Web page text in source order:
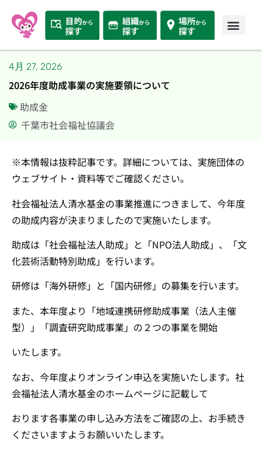
4月 27, 2026
2026年度助成事業の実施要領について
助成金
千葉市社会福祉協議会
※本情報は抜粋記事です。詳細については、実施団体の
ウェブサイト・資料等でご確認ください。
社会福祉法人清水基金の事業推進につきまして、今年度
の助成内容が決まりましたので実施いたします。
助成は「社会福祉法人助成」と「NPO法人助成」、「文
化芸術活動特別助成」を行います。
研修は「海外研修」と「国内研修」の募集を行います。
また、本年度より「地域連携研修助成事業（法人主催
型）」「調査研究助成事業」の２つの事業を開始
いたします。
なお、今年度よりオンライン申込を実施いたします。社
会福祉法人清水基金のホームページに記載して
おります各事業の申し込み方法をご確認の上、お手続き
くださいますようお願いいたします。